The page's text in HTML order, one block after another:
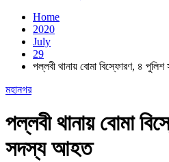
Home
2020
July
29
পল্লবী থানায় বোমা বিস্ফোরণ, ৪
মহানগর
পল্লবী থানায় বোমা
সদস্য আহত